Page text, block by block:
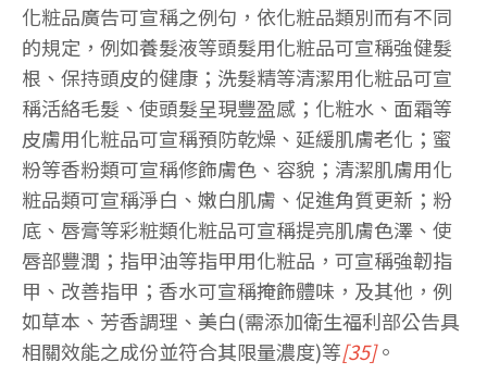
化粧品廣告可宣稱之例句，依化粧品類別而有不同
的規定，例如養髮液等頭髮用化粧品可宣稱強健髮
根、保持頭皮的健康；洗髮精等清潔用化粧品可宣
稱活絡毛髮、使頭髮呈現豐盈感；化粧水、面霜等
皮膚用化粧品可宣稱預防乾燥、延緩肌膚老化；蜜
粉等香粉類可宣稱修飾膚色、容貌；清潔肌膚用化
粧品類可宣稱淨白、嫩白肌膚、促進角質更新；粉
底、唇膏等彩粧類化粧品可宣稱提亮肌膚色澤、使
唇部豐潤；指甲油等指甲用化粧品，可宣稱強韌指
甲、改善指甲；香水可宣稱掩飾體味，及其他，例
如草本、芳香調理、美白(需添加衛生福利部公告具
相關效能之成份並符合其限量濃度)等[35]。